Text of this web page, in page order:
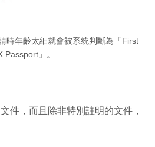
時年齡太細就會被系統判斷為「First
Passport」。
件，而且除非特別註明的文件，